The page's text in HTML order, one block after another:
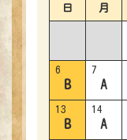
日 月
6
B
7
A
13
B
14
A